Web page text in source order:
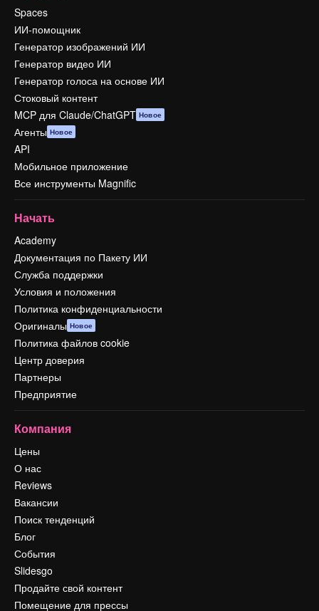
Spaces
ИИ-помощник
Генератор изображений ИИ
Генератор видео ИИ
Генератор голоса на основе ИИ
Стоковый контент
MCP для Claude/ChatGPT Новое
Агенты Новое
API
Мобильное приложение
Все инструменты Magnific
Начать
Academy
Документация по Пакету ИИ
Служба поддержки
Условия и положения
Политика конфиденциальности
Оригиналы Новое
Политика файлов cookie
Центр доверия
Партнеры
Предприятие
Компания
Цены
О нас
Reviews
Вакансии
Поиск тенденций
Блог
События
Slidesgo
Продайте свой контент
Помещение для прессы